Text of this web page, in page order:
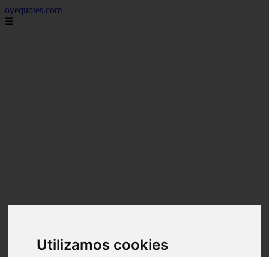
Utilizamos cookies
oyequotes.com
☰